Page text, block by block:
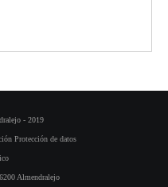
- 2019
Protección de datos
Almendralejo